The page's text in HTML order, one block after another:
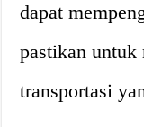
dapat
pastikan untuk
transportasi